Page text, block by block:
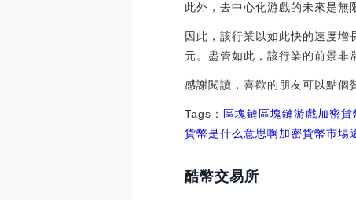
此外，去中心化游戲的未來是無
因此，該行業以如此快的速度
元。盡管如此，該行業的前景非
感謝閱讀，喜歡的朋友可以點個
Tags： 區塊鏈 區塊鏈游戲加密貨
貨幣是什么意思啊加密貨幣市場
酷幣交易所